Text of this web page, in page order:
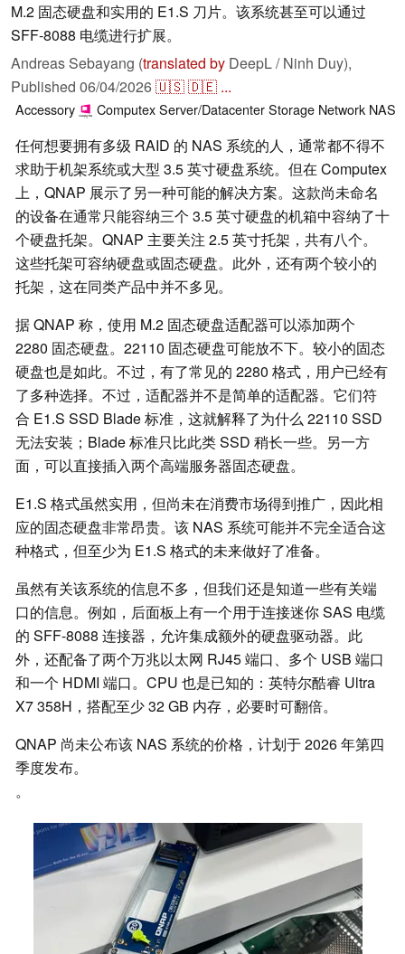
M.2 固态硬盘和实用的 E1.S 刀片。该系统甚至可以通过
SFF-8088 电缆进行扩展。
Andreas Sebayang (translated by DeepL / Ninh Duy),
Published 06/04/2026🇺🇸🇩🇪 ...
Accessory Computex Server/Datacenter Storage Network NAS
任何想要拥有多级 RAID 的 NAS 系统的人，通常都不得不
求助于机架系统或大型 3.5 英寸硬盘系统。但在 Computex
上，QNAP 展示了另一种可能的解决方案。这款尚未命名
的设备在通常只能容纳三个 3.5 英寸硬盘的机箱中容纳了十
个硬盘托架。QNAP 主要关注 2.5 英寸托架，共有八个。
这些托架可容纳硬盘或固态硬盘。此外，还有两个较小的
托架，这在同类产品中并不多见。
据 QNAP 称，使用 M.2 固态硬盘适配器可以添加两个
2280 固态硬盘。22110 固态硬盘可能放不下。较小的固态
硬盘也是如此。不过，有了常见的 2280 格式，用户已经有
了多种选择。不过，适配器并不是简单的适配器。它们符
合 E1.S SSD Blade 标准，这就解释了为什么 22110 SSD
无法安装；Blade 标准只比此类 SSD 稍长一些。另一方
面，可以直接插入两个高端服务器固态硬盘。
E1.S 格式虽然实用，但尚未在消费市场得到推广，因此相
应的固态硬盘非常昂贵。该 NAS 系统可能并不完全适合这
种格式，但至少为 E1.S 格式的未来做好了准备。
虽然有关该系统的信息不多，但我们还是知道一些有关端
口的信息。例如，后面板上有一个用于连接迷你 SAS 电缆
的 SFF-8088 连接器，允许集成额外的硬盘驱动器。此
外，还配备了两个万兆以太网 RJ45 端口、多个 USB 端口
和一个 HDMI 端口。CPU 也是已知的：英特尔酷睿 Ultra
X7 358H，搭配至少 32 GB 内存，必要时可翻倍。
QNAP 尚未公布该 NAS 系统的价格，计划于 2026 年第四
季度发布。
。